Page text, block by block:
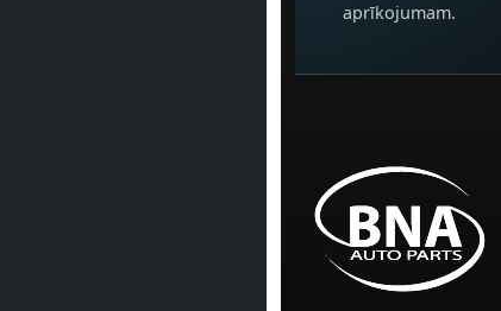
aprīkojumam.